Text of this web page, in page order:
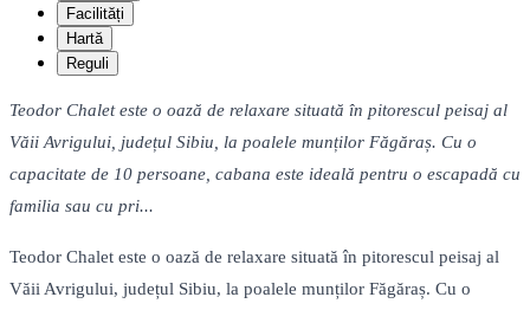
Facilități
Hartă
Reguli
Teodor Chalet este o oază de relaxare situată în pitorescul peisaj al
Văii Avrigului, județul Sibiu, la poalele munților Făgăraș. Cu o
capacitate de 10 persoane, cabana este ideală pentru o escapadă cu
familia sau cu pri...
Teodor Chalet este o oază de relaxare situată în pitorescul peisaj al
Văii Avrigului, județul Sibiu, la poalele munților Făgăraș. Cu o